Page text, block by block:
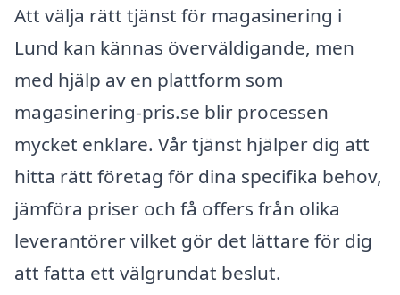
Att välja rätt tjänst för magasinering i
Lund kan kännas överväldigande, men
med hjälp av en plattform som
magasinering-pris.se blir processen
mycket enklare. Vår tjänst hjälper dig att
hitta rätt företag för dina specifika behov,
jämföra priser och få offers från olika
leverantörer vilket gör det lättare för dig
att fatta ett välgrundat beslut.